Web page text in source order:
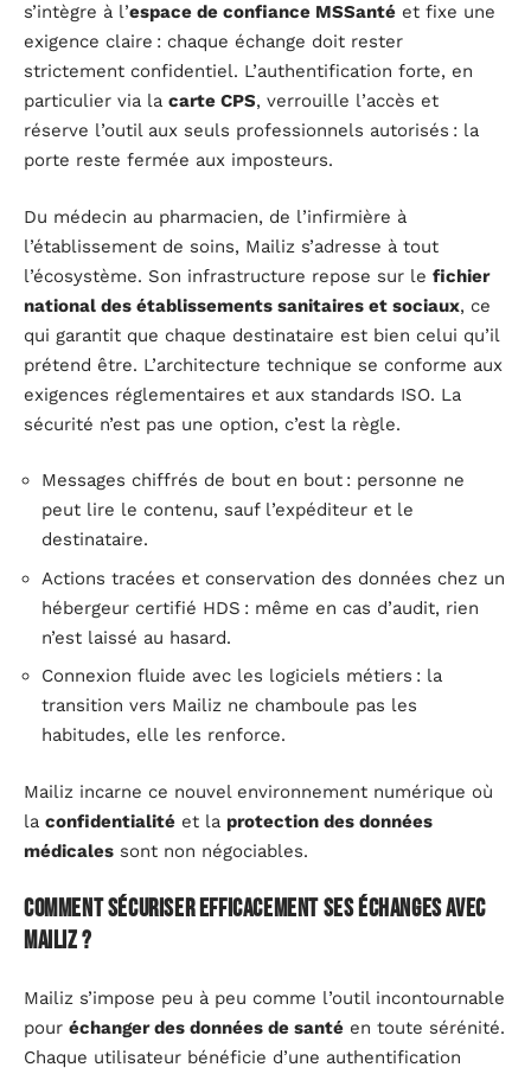
s’intègre à l’espace de confiance MSSanté et fixe une
exigence claire : chaque échange doit rester
strictement confidentiel. L’authentification forte, en
particulier via la carte CPS, verrouille l’accès et
réserve l’outil aux seuls professionnels autorisés : la
porte reste fermée aux imposteurs.
Du médecin au pharmacien, de l’infirmière à
l’établissement de soins, Mailiz s’adresse à tout
l’écosystème. Son infrastructure repose sur le fichier
national des établissements sanitaires et sociaux, ce
qui garantit que chaque destinataire est bien celui qu’il
prétend être. L’architecture technique se conforme aux
exigences réglementaires et aux standards ISO. La
sécurité n’est pas une option, c’est la règle.
Messages chiffrés de bout en bout : personne ne
peut lire le contenu, sauf l’expéditeur et le
destinataire.
Actions tracées et conservation des données chez un
hébergeur certifié HDS : même en cas d’audit, rien
n’est laissé au hasard.
Connexion fluide avec les logiciels métiers : la
transition vers Mailiz ne chamboule pas les
habitudes, elle les renforce.
Mailiz incarne ce nouvel environnement numérique où
la confidentialité et la protection des données
médicales sont non négociables.
Comment sécuriser efficacement ses échanges avec
Mailiz ?
Mailiz s’impose peu à peu comme l’outil incontournable
pour échanger des données de santé en toute sérénité.
Chaque utilisateur bénéficie d’une authentification